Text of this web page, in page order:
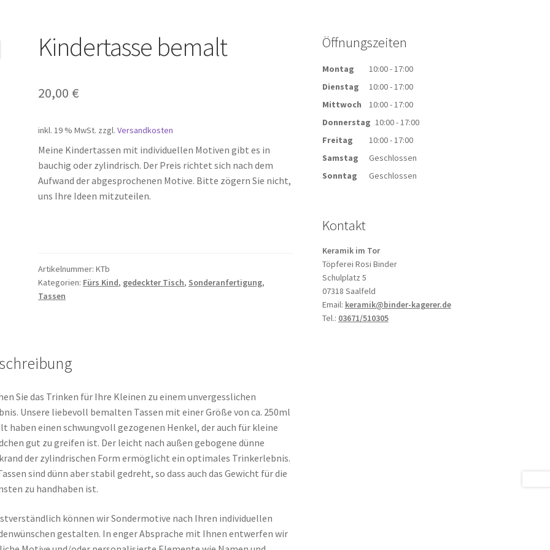
Kindertasse bemalt
20,00 €
inkl. 19 % MwSt. zzgl.Versandkosten
Meine Kindertassen mit individuellen Motiven gibt es in
bauchig oder zylindrisch. Der Preis richtet sich nach dem
Aufwand der abgesprochenen Motive. Bitte zögern Sie nicht,
uns Ihre Ideen mitzuteilen.
Artikelnummer:KTb
Kategorien: Fürs Kind, gedeckter Tisch, Sonderanfertigung,
Tassen
Sie das Trinken für Ihre Kleinen zu einem unvergesslichen
Unsere liebevoll bemalten Tassen mit einer Größe von ca. 250ml
haben einen schwungvoll gezogenen Henkel, der auch für kleine
gut zu greifen ist. Der leicht nach außen gebogene dünne
der zylindrischen Form ermöglicht ein optimales Trinkerlebnis.
sind dünn aber stabil gedreht, so dass auch das Gewicht für die
zu handhaben ist.
können wir Sondermotive nach Ihren individuellen
gestalten. In enger Absprache mit Ihnen entwerfen wir
Öffnungszeiten
Montag
10:00 - 17:00
Dienstag
10:00 - 17:00
Mittwoch
10:00 - 17:00
Donnerstag 10:00 - 17:00
Freitag
10:00 - 17:00
Samstag
Geschlossen
Sonntag
Geschlossen
Kontakt
Keramik im Tor
Töpferei Rosi Binder
Schulplatz 5
07318 Saalfeld
Email: keramik@binder-kagerer.de
Tel.: 03671/510305